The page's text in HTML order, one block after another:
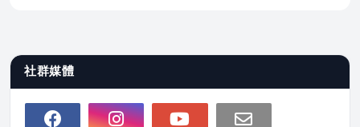
社群媒體